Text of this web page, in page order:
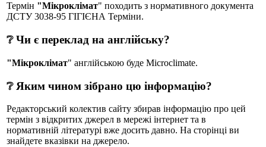
Термін "Мікроклімат" походить з нормативного документа
ДСТУ 3038-95 ГIГIЄНА Терміни.
❔ Чи є переклад на англійську?
"Мікроклімат" англійською буде Microclimate.
❔ Яким чином зібрано цю інформацію?
Редакторський колектив сайту збирав інформацію про цей
термін з відкритих джерел в мережі інтернет та в
нормативній літературі вже досить давно. На сторінці ви
знайдете вказівки на джерело.